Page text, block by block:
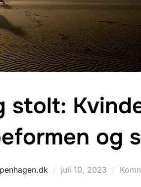
og
Udgivet
juli 10, 2023